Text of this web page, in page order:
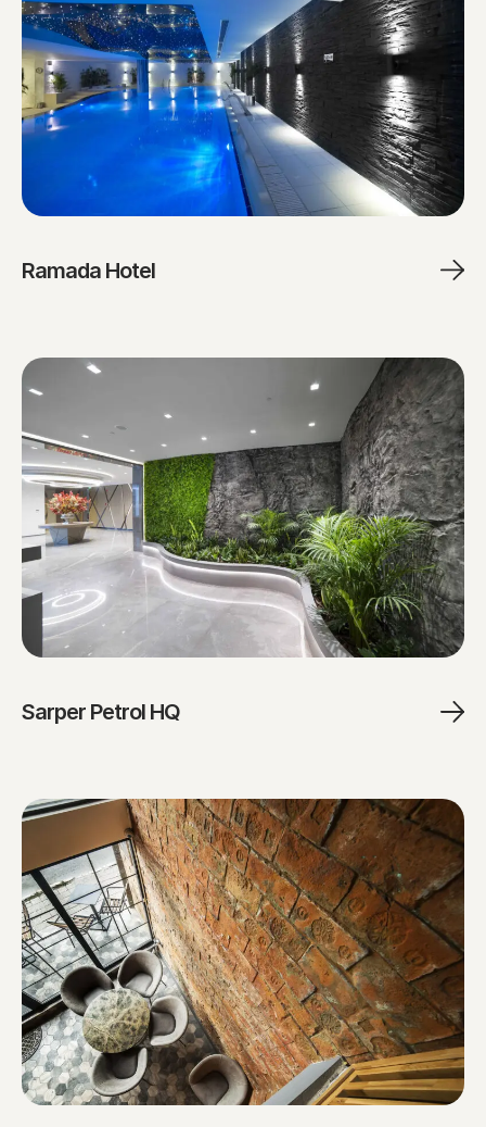
Ramada Hotel
Sarper Petrol HQ